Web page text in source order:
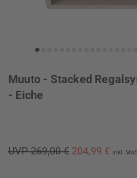
Muuto - Stacked
- Eiche
UVP 269,00 € 204,99 € inkl.